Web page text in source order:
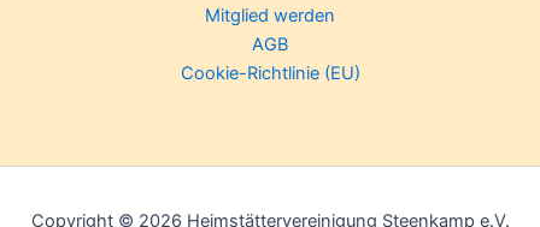
Mitglied werden
AGB
Cookie-Richtlinie (EU)
Copyright © 2026 Heimstättervereinigung Steenkamp e.V.